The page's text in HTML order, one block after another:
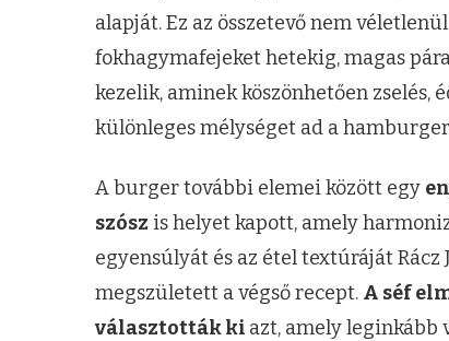
alapját. Ez az összetevő nem
fokhagymafejeket hetekig, magas
kezelik, aminek köszönhetően zselés,
különleges mélységet ad a
A burger további elemei között egy
szósz is helyet kapott, amely
egyensúlyát és az étel textúráját
megszületett a végső recept. A séf
választották ki azt, amely leginkább